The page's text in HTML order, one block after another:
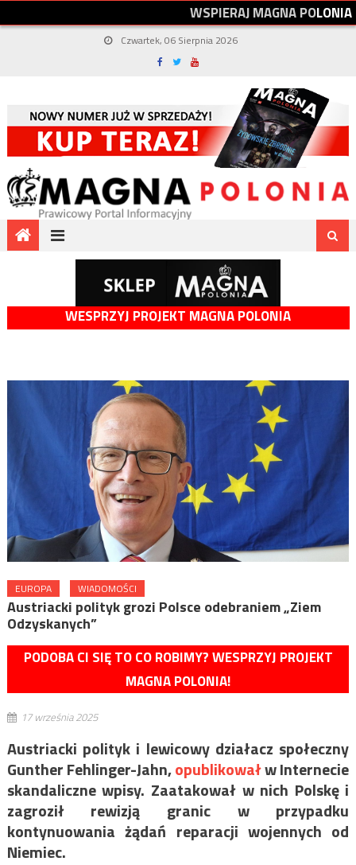
WSPIERAJMAGNAPOLONIA
Czwartek, 06 Sierpnia 2026
WESPRZYJ PROJEKT MAGNA POLONIA
EUROPA WIADOMOŚCI
Austriacki polityk grozi Polsce odebraniem „Ziem
Odzyskanych”
PODOBA CI SIĘ TO CO ROBIMY? WESPRZYJ PROJEKT
MAGNA POLONIA!
17 września 2025
Austriacki polityk i lewicowy działacz społeczny
Gunther Fehlinger-Jahn,opublikowałw Internecie
skandaliczne wpisy. Zaatakował w nich Polskę i
zagroził rewizją granic w przypadku
kontynuowania żądań reparacji wojennych od
Niemiec.